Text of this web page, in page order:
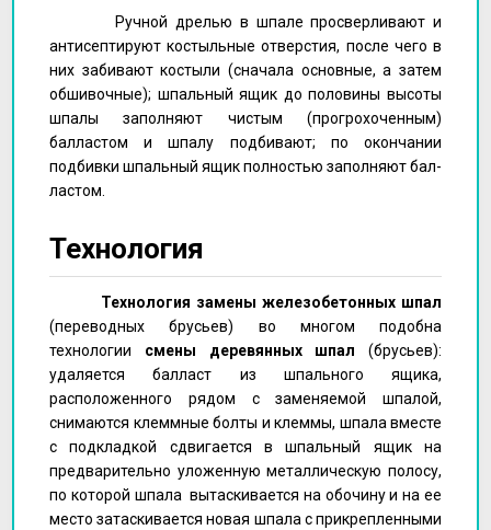
Ручной дрелью в шпале просверливают и
антисептируют костыль­ные отверстия, после чего в
них забивают костыли (сначала основные, а затем
обшивочные); шпальный ящик до половины высоты
шпалы заполняют чистым (прогрохоченным)
балластом и шпалу подбивают; по окончании
подбивки шпальный ящик полностью заполняют бал­
ластом.
Технология
Технология замены железобетонных шпал
(переводных брусьев) во многом подобна
технологии смены деревянных шпал (брусьев):
удаляется балласт из шпального ящика,
расположенного рядом с заменяемой шпалой,
снимаются клеммные болты и клеммы, шпала вместе
с подкладкой сдвигается в шпальный ящик на
предва­рительно уложенную металлическую полосу,
по которой шпала вы­таскивается на обочину и на ее
место затаскивается новая шпала с прикрепленными